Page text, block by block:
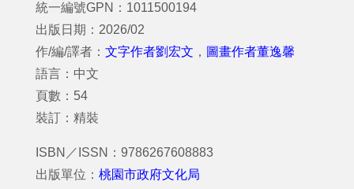
統一編號GPN：1011500194
出版日期：2026/02
作/編/譯者： 文字作者劉宏文 ， 圖畫作者董逸馨
語言：中文
頁數：54
裝訂：精裝
ISBN／ISSN：9786267608883
出版單位： 桃園市政府文化局